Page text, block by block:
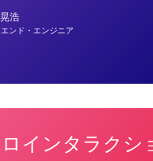
浩
ンド・エンジニア
インタラクシ